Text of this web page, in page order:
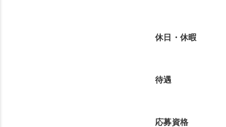
休日・休暇
待遇
応募資格